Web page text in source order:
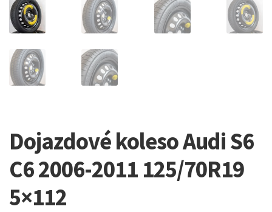
Dojazdové koleso Audi S6
C6 2006-2011 125/70R19
5×112